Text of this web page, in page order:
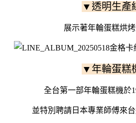
▼透明生產
展示著年輪蛋糕烘烤
▼年輪蛋糕
全台第一部年輪蛋糕機於
並特別聘請日本專業師傅來